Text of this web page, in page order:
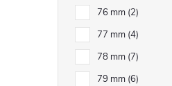
76 mm 2
77 mm 4
78 mm 7
79 mm 6